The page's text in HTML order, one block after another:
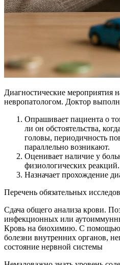
Диагностические мероприятия
невропатологом. Доктор
Опрашивает пациента о
ли он обстоятельства,
головы, периодичность
параллельно возникают.
Оценивает наличие у
физиологических реакций.
Назначает прохождение
Перечень обязательных
Сдача общего анализа крови.
инфекционных или
Кровь на биохимию. С помощью
болезни внутренних органов,
состояние нервной системы